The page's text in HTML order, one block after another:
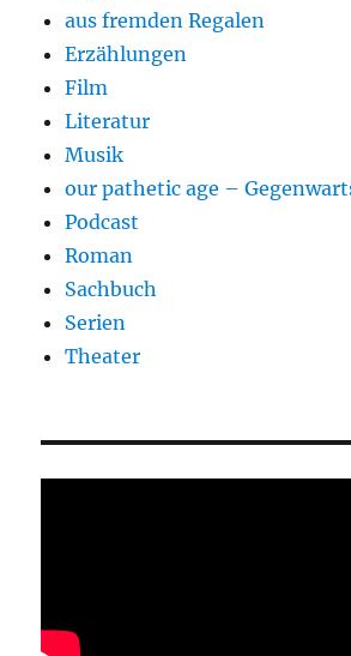
aus fremden Regalen
Erzählungen
Film
Literatur
Musik
our pathetic age –
Podcast
Roman
Sachbuch
Serien
Theater